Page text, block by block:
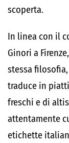
scoperta.
In linea con il
Ginori a
stessa
traduce in
freschi e di
attentamente
etichette